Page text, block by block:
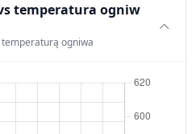
temperatura ogniw
ogniwa